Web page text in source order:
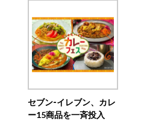
セブン‐イレブン、カレ
ー15商品を一斉投入